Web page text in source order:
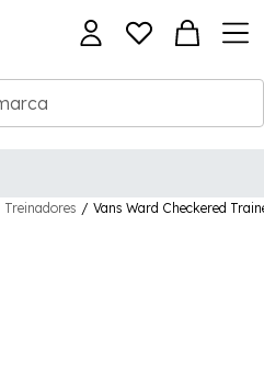
Treinadores / Vans Ward Checkered